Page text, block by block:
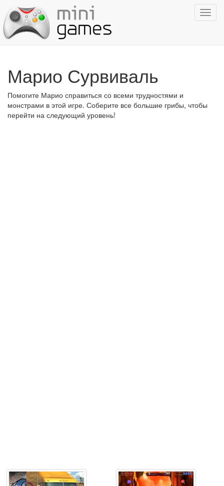
Марио Сурвиваль
Помогите Марио справиться со всеми трудностями и
монстрами в этой игре. Соберите все большие грибы, чтобы
перейти на следующий уровень!